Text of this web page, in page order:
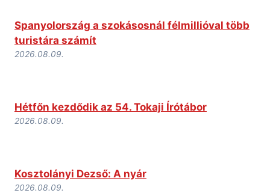
Spanyolország a szokásosnál félmillióval több
turistára számít
2026.08.09.
Hétfőn kezdődik az 54. Tokaji Írótábor
2026.08.09.
Kosztolányi Dezső: A nyár
2026.08.09.